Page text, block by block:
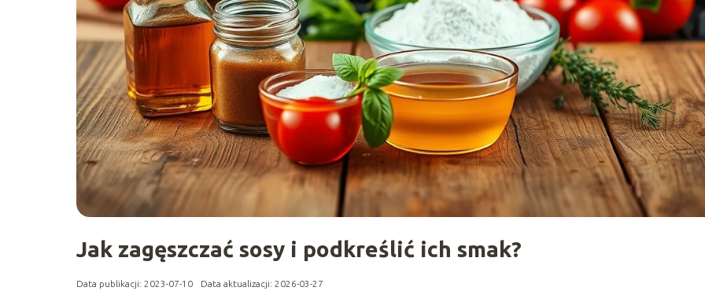
Jak zagęszczać sosy i podkreślić ich smak?
Data publikacji: 2023-07-10 Data aktualizacji: 2026-03-27